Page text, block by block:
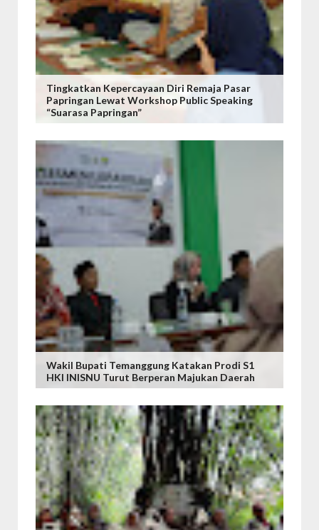
Tingkatkan Kepercayaan Diri Remaja Pasar
Papringan Lewat Workshop Public Speaking
“Suarasa Papringan”
Wakil Bupati Temanggung Katakan Prodi S1
HKI INISNU Turut Berperan Majukan Daerah